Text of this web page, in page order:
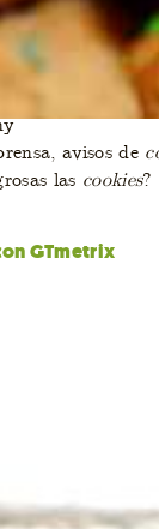
avisos de
las cookies?
GTmetrix